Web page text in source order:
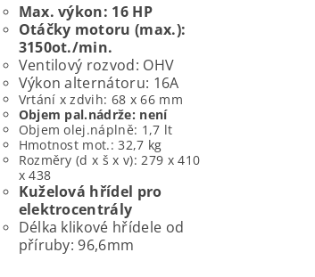
Max. výkon: 16 HP
Otáčky motoru (max.):
3150ot./min.
Ventilový rozvod: OHV
Výkon alternátoru: 16A
Vrtání x zdvih: 68 x 66 mm
Objem pal.nádrže: není
Objem olej.náplně: 1,7 lt
Hmotnost mot.: 32,7 kg
Rozměry (d x š x v): 279 x 410
x 438
Kuželová hřídel pro
elektrocentrály
Délka klikové hřídele od
příruby: 96,6mm